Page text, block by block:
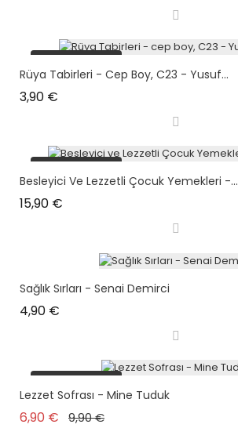
plus en stock
Rüya Tabirleri - Cep Boy, C23 - Yusuf...
3,90 €
plus en stock
Besleyici Ve Lezzetli Çocuk Yemekleri -...
15,90 €
Sağlık Sırları - Senai Demirci
4,90 €
plus en stock
Lezzet Sofrası - Mine Tuduk
6,90 € Prix de base
9,90 €Prix